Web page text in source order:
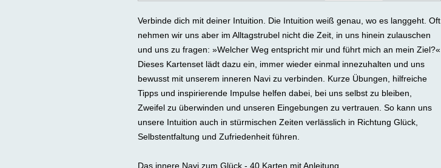
Verbinde dich mit deiner Intuition. Die Intuition weiß genau, wo es langgeht. Oft
nehmen wir uns aber im Alltagstrubel nicht die Zeit, in uns hinein zulauschen
und uns zu fragen: »Welcher Weg entspricht mir und führt mich an mein Ziel?«
Dieses Kartenset lädt dazu ein, immer wieder einmal innezuhalten und uns
bewusst mit unserem inneren Navi zu verbinden. Kurze Übungen, hilfreiche
Tipps und inspirierende Impulse helfen dabei, bei uns selbst zu bleiben,
Zweifel zu überwinden und unseren Eingebungen zu vertrauen. So kann uns
unsere Intuition auch in stürmischen Zeiten verlässlich in Richtung Glück,
Selbstentfaltung und Zufriedenheit führen.
Das innere Navi zum Glück - 40 Karten mit Anleitung